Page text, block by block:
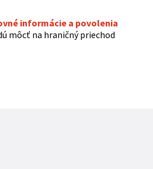
informácie a povolenia
môcť na hraničný priechod